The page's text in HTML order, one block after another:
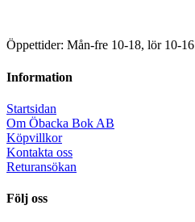
Öppettider: Mån-fre 10-18, lör 10-16
Information
Startsidan
Om Öbacka Bok AB
Köpvillkor
Kontakta oss
Returansökan
Följ oss